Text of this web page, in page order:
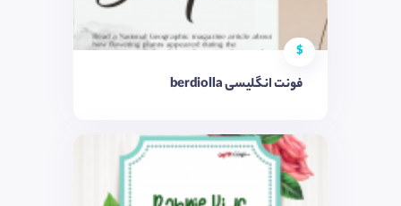
$
فونت انگلیسی berdiolla